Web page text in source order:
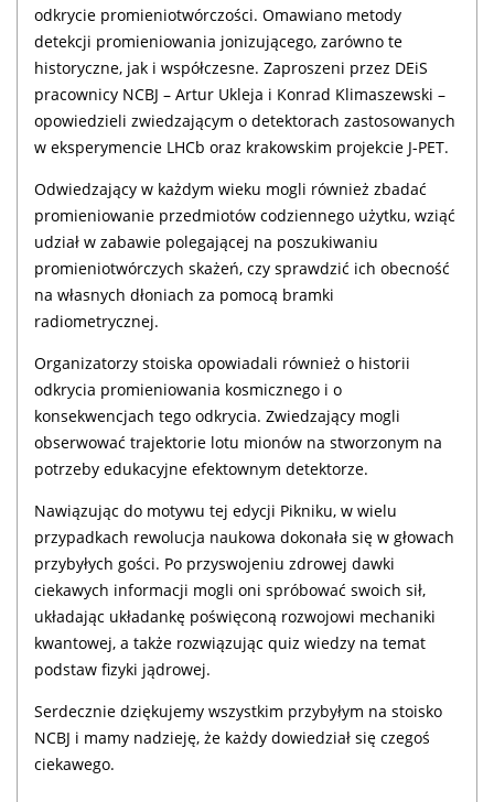
odkrycie promieniotwórczości. Omawiano metody
detekcji promieniowania jonizującego, zarówno te
historyczne, jak i współczesne. Zaproszeni przez DEiS
pracownicy NCBJ – Artur Ukleja i Konrad Klimaszewski –
opowiedzieli zwiedzającym o detektorach zastosowanych
w eksperymencie LHCb oraz krakowskim projekcie J-PET.
Odwiedzający w każdym wieku mogli również zbadać
promieniowanie przedmiotów codziennego użytku, wziąć
udział w zabawie polegającej na poszukiwaniu
promieniotwórczych skażeń, czy sprawdzić ich obecność
na własnych dłoniach za pomocą bramki
radiometrycznej.
Organizatorzy stoiska opowiadali również o historii
odkrycia promieniowania kosmicznego i o
konsekwencjach tego odkrycia. Zwiedzający mogli
obserwować trajektorie lotu mionów na stworzonym na
potrzeby edukacyjne efektownym detektorze.
Nawiązując do motywu tej edycji Pikniku, w wielu
przypadkach rewolucja naukowa dokonała się w głowach
przybyłych gości. Po przyswojeniu zdrowej dawki
ciekawych informacji mogli oni spróbować swoich sił,
układając układankę poświęconą rozwojowi mechaniki
kwantowej, a także rozwiązując quiz wiedzy na temat
podstaw fizyki jądrowej.
Serdecznie dziękujemy wszystkim przybyłym na stoisko
NCBJ i mamy nadzieję, że każdy dowiedział się czegoś
ciekawego.